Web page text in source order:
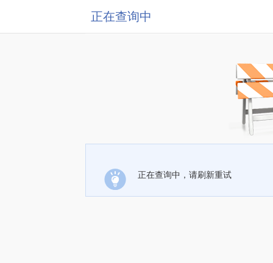
正在查询中
正在查询中，请刷新重试